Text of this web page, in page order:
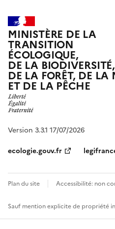
MINISTÈRE DE LA
TRANSITION
ÉCOLOGIQUE,
DE LA BIODIVERSITÉ,
DE LA FORÊT, DE LA
ET DE LA PÊCHE
Version 3.3.1 17/07/2026
ecologie.gouv.fr
Plan du site Accessibilité: non
Sauf mention explicite de propriété